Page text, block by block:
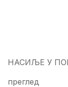
НАСИЉЕ У
преглед